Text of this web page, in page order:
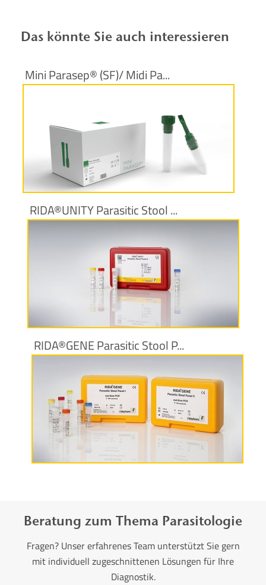
Das könnte Sie auch interessieren
Mini Parasep® (SF)/ Midi Pa...
Produktinformationen
RIDA®UNITY Parasitic Stool ...
Produktinformationen
RIDA®GENE Parasitic Stool P...
Produktinformationen
Beratung zum Thema Parasitologie
Fragen? Unser erfahrenes Team unterstützt Sie gern
mit individuell zugeschnittenen Lösungen für Ihre
Diagnostik.